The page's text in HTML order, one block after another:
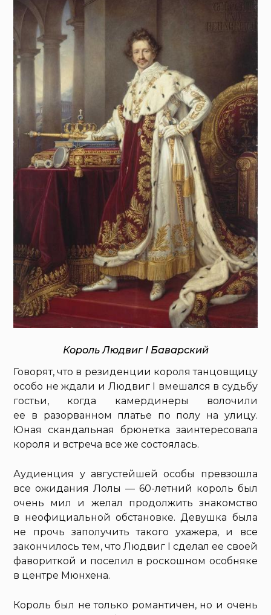
Король Людвиг I Баварский
Говорят, что в резиденции короля танцовщицу
особо не ждали и Людвиг I вмешался в судьбу
гостьи, когда камердинеры волочили
ее в разорванном платье по полу на улицу.
Юная скандальная брюнетка заинтересовала
короля и встреча все же состоялась.
Аудиенция у августейшей особы превзошла
все ожидания Лолы — 60-летний король был
очень мил и желал продолжить знакомство
в неофициальной обстановке. Девушка была
не прочь заполучить такого ухажера, и все
закончилось тем, что Людвиг I сделал ее своей
фавориткой и поселил в роскошном особняке
в центре Мюнхена.
Король был не только романтичен, но и очень